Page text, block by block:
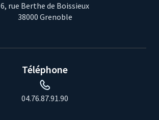
6, rue Berthe de Boissieux
38000 Grenoble
Téléphone
04.76.87.91.90